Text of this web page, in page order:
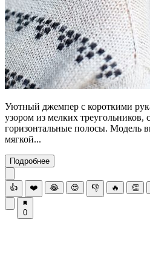
Уютный джемпер с короткими
узором из мелких
горизонтальные полосы. Модель
мягкой...
Подробнее
👍 ❤️ 😂 😍 👎 🔥 👏
0